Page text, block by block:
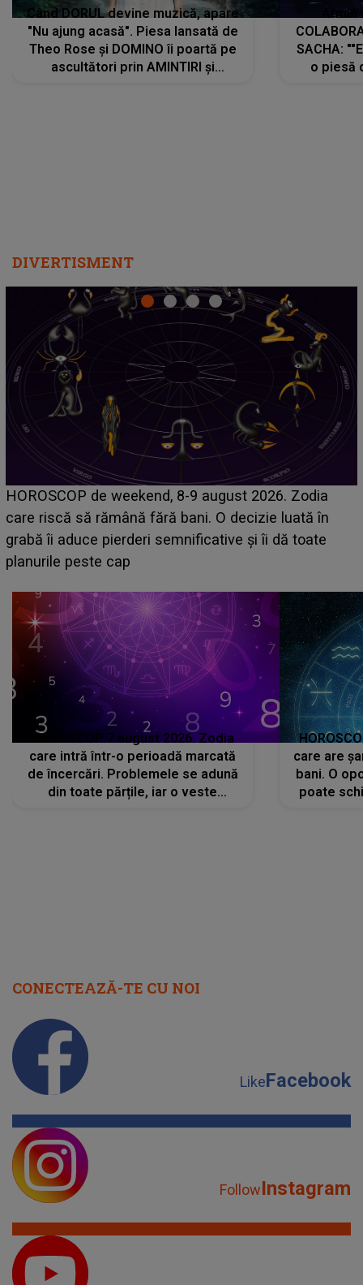
Când DORUL devine muzică, apare
"Nu ajung acasă". Piesa lansată de
Theo Rose și DOMINO îi poartă pe
ascultători prin AMINTIRI și
SACHA:
o piesă
DIVERTISMENT
Emanuel a ținut ACEST DETALIU ASCUNS până
acum! În fața Alexandrei, concurentul din Casa Iubirii
face o MĂRTURISIRE NEAȘTEPTATĂ despre mama
sa: "I-am spus și ei în față, eu nu te iubesc pentru
HOROSCOP 7 august 2026. Zodia
care intră într-o perioadă marcată
de încercări. Problemele se adună
din toate părțile, iar o veste
care are
bani. O
poate
CONECTEAZĂ-TE CU NOI
LikeFacebook
FollowInstagram